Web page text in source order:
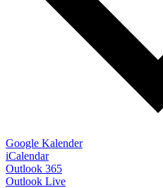
Google Kalender
iCalendar
Outlook 365
Outlook Live